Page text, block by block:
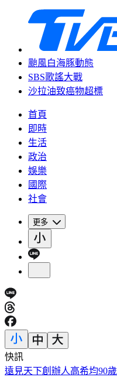
颱風白海豚動態
SBS歌謠大戰
沙拉油致癌物超標
首頁
即時
生活
政治
娛樂
國際
社會
更多
快訊
美股開盤／聯準會升息疑